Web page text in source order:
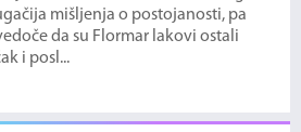
mišljenja o postojanosti, pa
da su Flormar lakovi ostali
i posl...